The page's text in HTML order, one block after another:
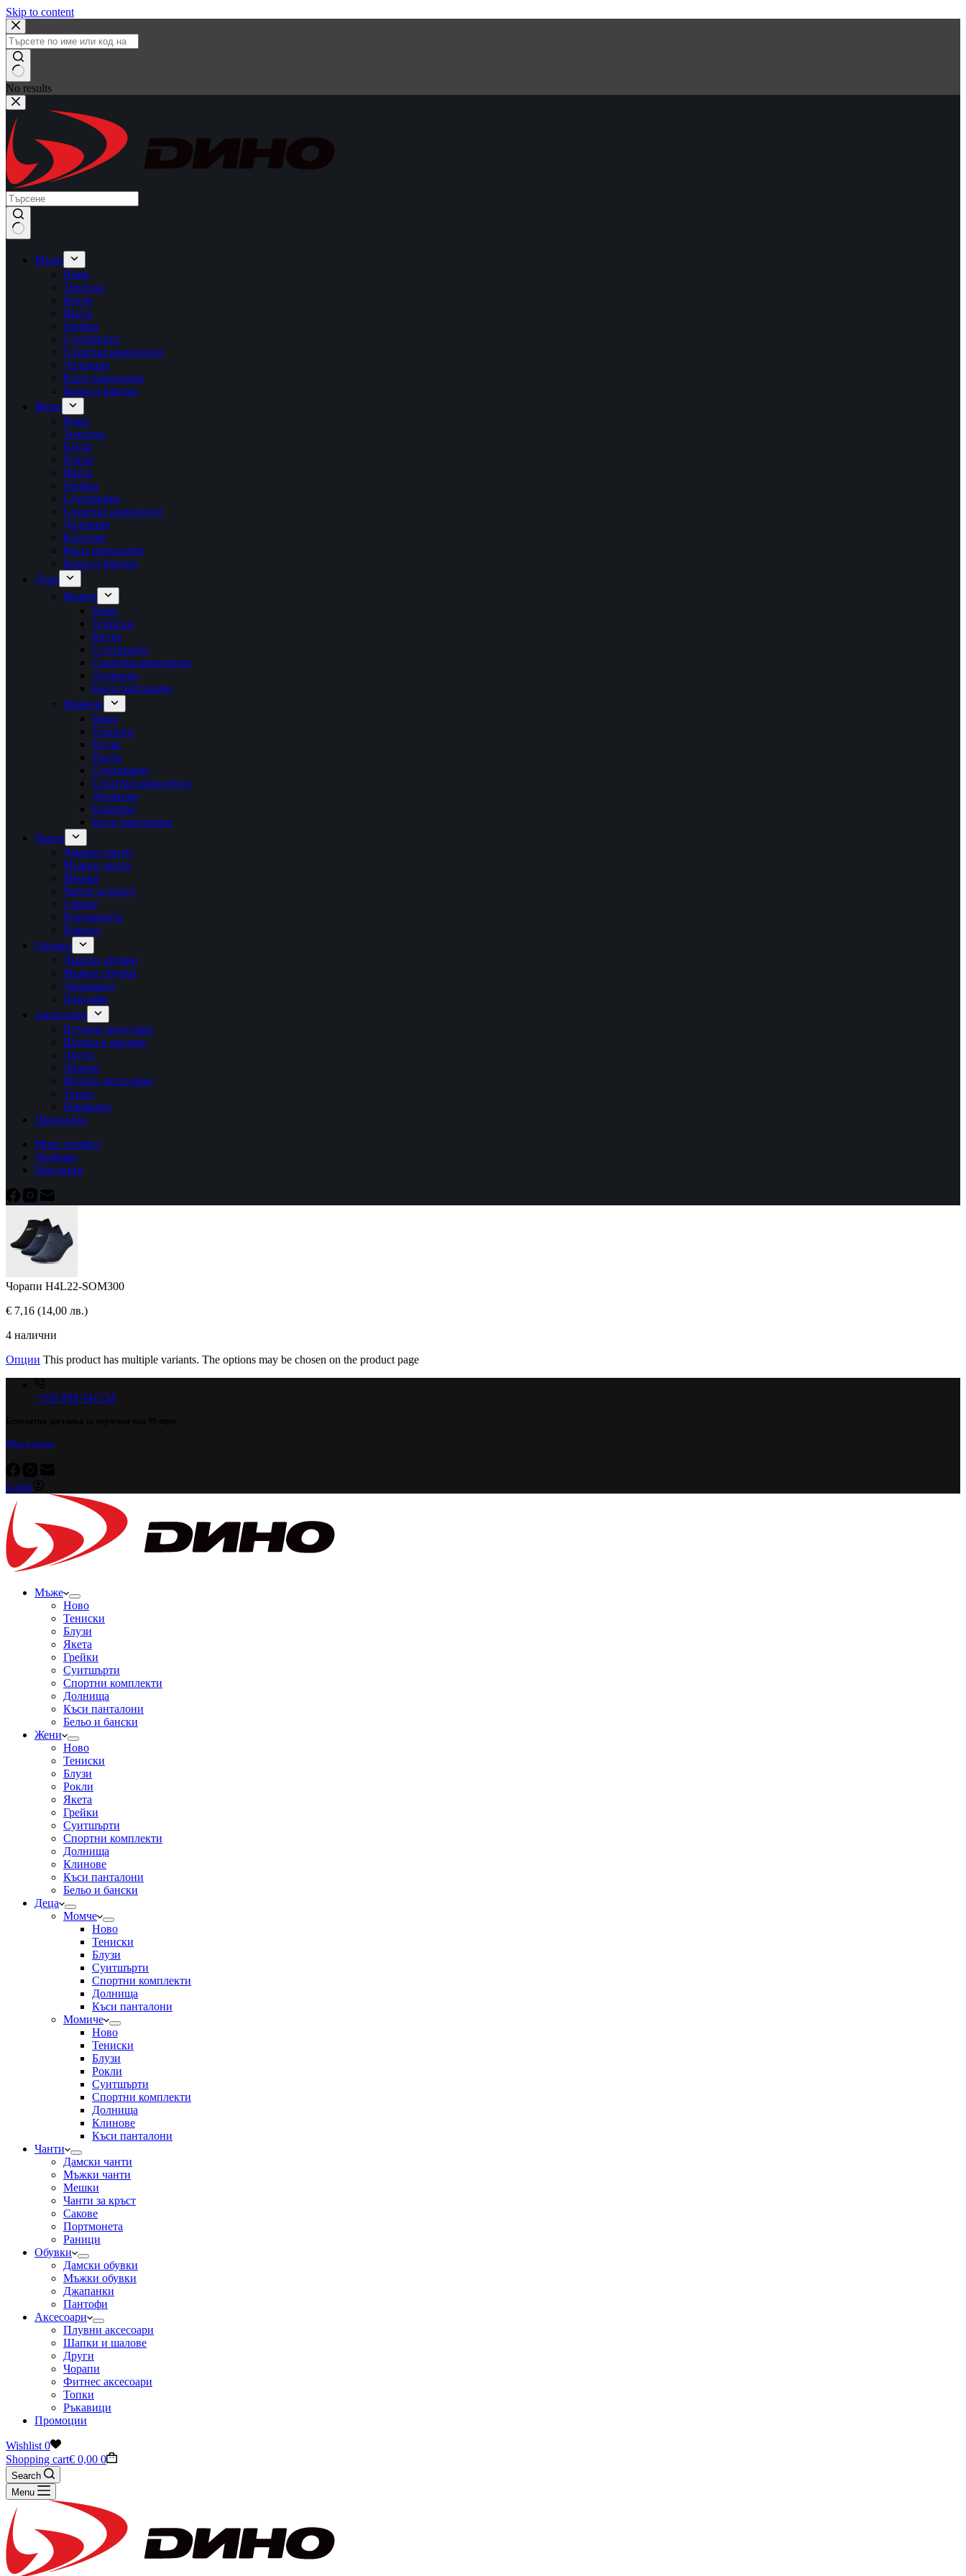
Skip to content
No results
Мъже
Ново
Тениски
Блузи
Якета
Грейки
Суитшърти
Спортни комплекти
Долнища
Къси панталони
Бельо и бански
Жени
Ново
Тениски
Блузи
Рокли
Якета
Грейки
Суитшърти
Спортни комплекти
Долнища
Клинове
Къси панталони
Бельо и бански
Деца
Момче
Ново
Тениски
Блузи
Суитшърти
Спортни комплекти
Долнища
Къси панталони
Момиче
Ново
Тениски
Блузи
Рокли
Суитшърти
Спортни комплекти
Долнища
Клинове
Къси панталони
Чанти
Дамски чанти
Мъжки чанти
Мешки
Чанти за кръст
Сакове
Портмонета
Раници
Обувки
Дамски обувки
Мъжки обувки
Джапанки
Пантофи
Аксесоари
Плувни аксесоари
Шапки и шалове
Други
Чорапи
Фитнес аксесоари
Топки
Ръкавици
Промоции
Моят профил
Любими
Магазини
Чорапи H4L22-SOM300
€ 7,16 (14,00 лв.)
4 налични
Опции This product has multiple variants. The options may be chosen on the product page
+359 898 541534
Магазини
Login
Мъже
Ново
Тениски
Блузи
Якета
Грейки
Суитшърти
Спортни комплекти
Долнища
Къси панталони
Бельо и бански
Жени
Ново
Тениски
Блузи
Рокли
Якета
Грейки
Суитшърти
Спортни комплекти
Долнища
Клинове
Къси панталони
Бельо и бански
Деца
Момче
Ново
Тениски
Блузи
Суитшърти
Спортни комплекти
Долнища
Къси панталони
Момиче
Ново
Тениски
Блузи
Рокли
Суитшърти
Спортни комплекти
Долнища
Клинове
Къси панталони
Чанти
Дамски чанти
Мъжки чанти
Мешки
Чанти за кръст
Сакове
Портмонета
Раници
Обувки
Дамски обувки
Мъжки обувки
Джапанки
Пантофи
Аксесоари
Плувни аксесоари
Шапки и шалове
Други
Чорапи
Фитнес аксесоари
Топки
Ръкавици
Промоции
Wishlist 0
Shopping cart€ 0,00 0
Search
Menu